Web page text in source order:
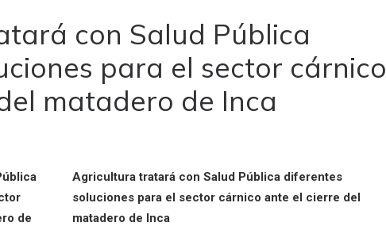
con Salud Pública
para el sector cárnico
matadero de Inca
Agricultura tratará con Salud Pública diferentes
soluciones para el sector cárnico ante el cierre del
matadero de Inca